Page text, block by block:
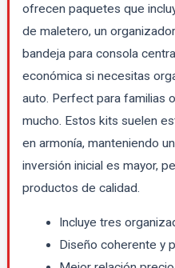
ofrecen paquetes que
de maletero, un
bandeja para consola
económica si necesitas
auto. Perfect para familias
mucho. Estos kits suelen
en armonía, manteniendo
inversión inicial es mayor,
productos de calidad.
Incluye tres
Diseño coherente y